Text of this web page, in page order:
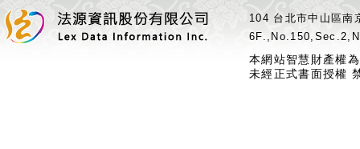
104 台北市中山區
本網站智慧財產權
未經正式書面授權